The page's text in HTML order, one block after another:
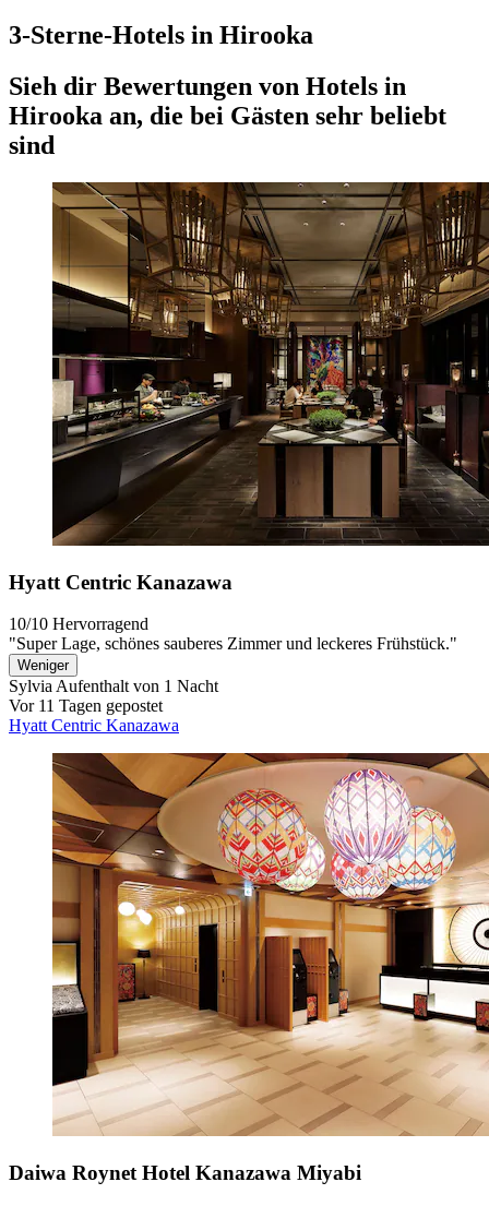
3-Sterne-Hotels in Hirooka
Sieh dir Bewertungen von Hotels in
Hirooka an, die bei Gästen sehr beliebt
sind
Hyatt Centric Kanazawa
10/10 Hervorragend
"Super Lage, schönes sauberes Zimmer und leckeres Frühstück."
Weniger
Sylvia Aufenthalt von 1 Nacht
Vor 11 Tagen gepostet
Hyatt Centric Kanazawa
Daiwa Roynet Hotel Kanazawa Miyabi